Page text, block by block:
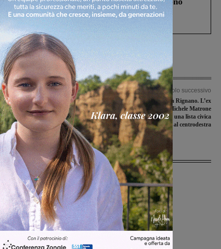
Gianni, Giulia e Franco. Lo schianto, il
processo, lo stop ai sorpassi fra tir....
Articolo precedente
Ponte Catolfi, la nota di Futuro
Comune: “Sindaco, almeno eviti
pompose inaugurazioni”
Articolo successivo
Amministrative a Rignano. L’ex
consigliere comunale Michele Matrone
lancia la proposta di una lista civica
vicina al centrodestra
Ultime Notizie